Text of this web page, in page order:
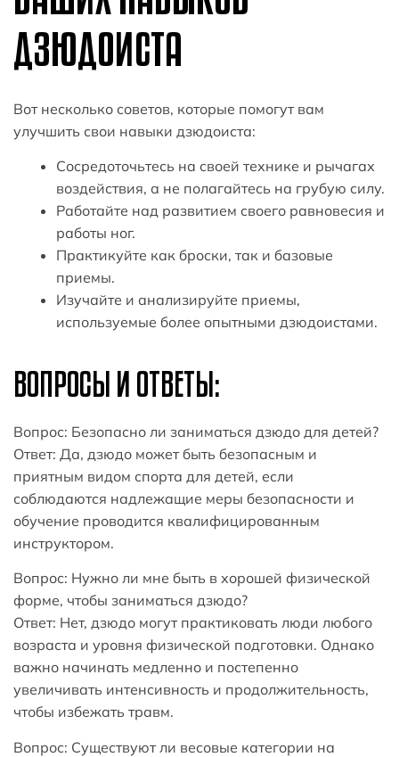
ДЗЮДОИСТА
Вот несколько советов, которые помогут вам
улучшить свои навыки дзюдоиста:
Сосредоточьтесь на своей технике и рычагах
воздействия, а не полагайтесь на грубую силу.
Работайте над развитием своего равновесия и
работы ног.
Практикуйте как броски, так и базовые
приемы.
Изучайте и анализируйте приемы,
используемые более опытными дзюдоистами.
ВОПРОСЫ И ОТВЕТЫ:
Вопрос: Безопасно ли заниматься дзюдо для детей?
Ответ: Да, дзюдо может быть безопасным и
приятным видом спорта для детей, если
соблюдаются надлежащие меры безопасности и
обучение проводится квалифицированным
инструктором.
Вопрос: Нужно ли мне быть в хорошей физической
форме, чтобы заниматься дзюдо?
Ответ: Нет, дзюдо могут практиковать люди любого
возраста и уровня физической подготовки. Однако
важно начинать медленно и постепенно
увеличивать интенсивность и продолжительность,
чтобы избежать травм.
Вопрос: Существуют ли весовые категории на